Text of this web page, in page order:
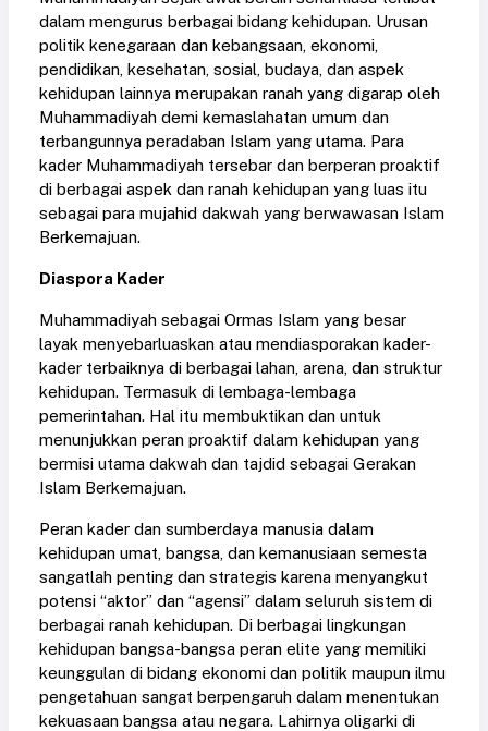
dalam mengurus berbagai bidang kehidupan. Urusan
politik kenegaraan dan kebangsaan, ekonomi,
pendidikan, kesehatan, sosial, budaya, dan aspek
kehidupan lainnya merupakan ranah yang digarap oleh
Muhammadiyah demi kemaslahatan umum dan
terbangunnya peradaban Islam yang utama. Para
kader Muhammadiyah tersebar dan berperan proaktif
di berbagai aspek dan ranah kehidupan yang luas itu
sebagai para mujahid dakwah yang berwawasan Islam
Berkemajuan.
Diaspora Kader
Muhammadiyah sebagai Ormas Islam yang besar
layak menyebarluaskan atau mendiasporakan kader-
kader terbaiknya di berbagai lahan, arena, dan struktur
kehidupan. Termasuk di lembaga-lembaga
pemerintahan. Hal itu membuktikan dan untuk
menunjukkan peran proaktif dalam kehidupan yang
bermisi utama dakwah dan tajdid sebagai Gerakan
Islam Berkemajuan.
Peran kader dan sumberdaya manusia dalam
kehidupan umat, bangsa, dan kemanusiaan semesta
sangatlah penting dan strategis karena menyangkut
potensi “aktor” dan “agensi” dalam seluruh sistem di
berbagai ranah kehidupan. Di berbagai lingkungan
kehidupan bangsa-bangsa peran elite yang memiliki
keunggulan di bidang ekonomi dan politik maupun ilmu
pengetahuan sangat berpengaruh dalam menentukan
kekuasaan bangsa atau negara. Lahirnya oligarki di